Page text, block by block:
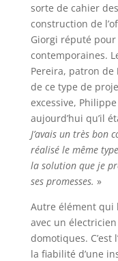
sorte de cahier
construction de
Giorgi réputé
contemporaines.
Pereira, patron de
de ce type de
excessive,
aujourd’hui qu’il
J’avais un très bon
réalisé le même
la solution que je
ses promesses. »
Autre élément qui
avec un
domotiques. C’est
la fiabilité d’une